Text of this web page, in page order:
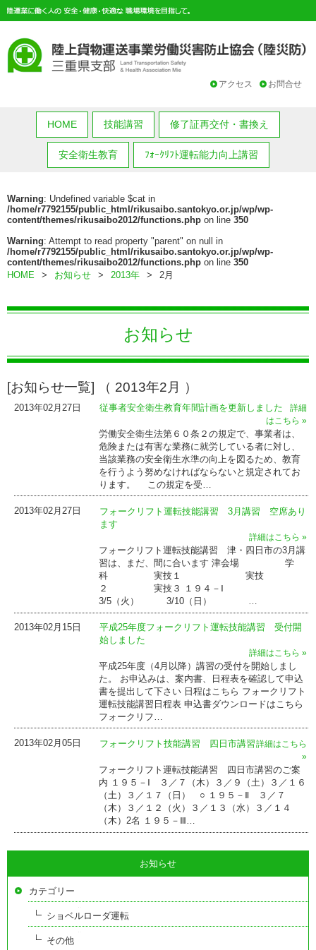
お問合せ
アクセス
HOME 技能講習 修了証再交付・書換え
安全衛生教育 ﾌｫｰｸﾘﾌﾄ運転能力向上講習
Warning: Undefined variable $cat in
/home/r7792155/public_html/rikusaibo.santokyo.or.jp/wp/wp-
content/themes/rikusaibo2012/functions.php on line 350
Warning: Attempt to read property "parent" on null in
/home/r7792155/public_html/rikusaibo.santokyo.or.jp/wp/wp-
content/themes/rikusaibo2012/functions.php on line 350
HOME
> お知らせ > 2013年 > 2月
お知らせ
[お知らせ一覧] （ 2013年2月 ）
2013年02月27日 従事者安全衛生教育年間計画を更新しました
詳細
はこちら »
労働安全衛生法第６０条２の規定で、事業者は、
危険または有害な業務に就労している者に対し、
当該業務の安全衛生水準の向上を図るため、教育
を行うよう努めなければならないと規定されてお
ります。 この規定を受…
2013年02月27日
フォークリフト運転技能講習 3月講習 空席あり
ます
詳細はこちら »
フォークリフト運転技能講習 津・四日市の3月講
習は、まだ、間に合います 津会場 学
科 実技１ 実技
２ 実技３ １９４－Ⅰ
3/5（火） 3/10（日） …
2013年02月15日
平成25年度フォークリフト運転技能講習 受付開
始しました
詳細はこちら »
平成25年度（4月以降）講習の受付を開始しまし
た。 お申込みは、案内書、日程表を確認して申込
書を提出して下さい 日程はこちら フォークリフト
運転技能講習日程表 申込書ダウンロードはこちら
フォークリフ…
2013年02月05日 フォークリフト技能講習 四日市講習詳細はこちら
»
フォークリフト運転技能講習 四日市講習のご案
内 １９５－Ⅰ ３／７（木）３／９（土）３／１６
（土）３／１７（日） ○ １９５－Ⅱ ３／７
（木）３／１２（火）３／１３（水）３／１４
（木）2名 １９５－Ⅲ…
お知らせ
カテゴリー
ショベルローダ運転
その他